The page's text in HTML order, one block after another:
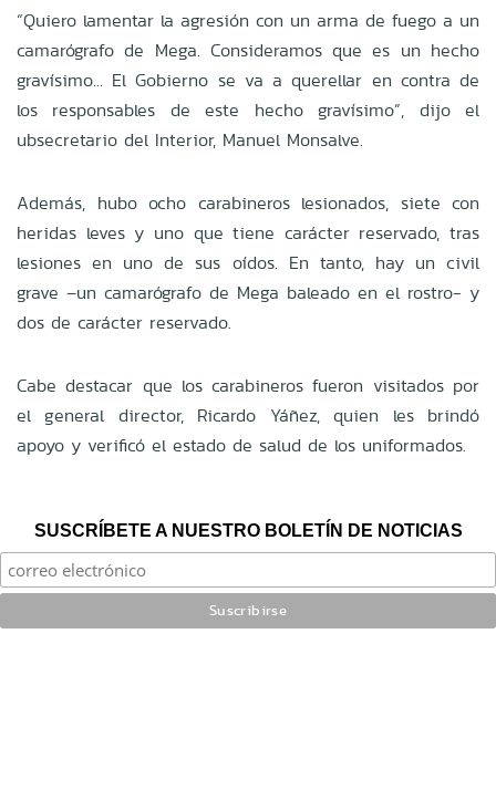
“Quiero lamentar la agresión con un arma de fuego a un
camarógrafo de Mega. Consideramos que es un hecho
gravísimo… El Gobierno se va a querellar en contra de
los responsables de este hecho gravísimo”, dijo el
ubsecretario del Interior, Manuel Monsalve.
Además, hubo ocho carabineros lesionados, siete con
heridas leves y uno que tiene carácter reservado, tras
lesiones en uno de sus oídos. En tanto, hay un civil
grave –un camarógrafo de Mega baleado en el rostro- y
dos de carácter reservado.
Cabe destacar que los carabineros fueron visitados por
el general director, Ricardo Yáñez, quien les brindó
apoyo y verificó el estado de salud de los uniformados.
SUSCRÍBETE A NUESTRO BOLETÍN DE NOTICIAS